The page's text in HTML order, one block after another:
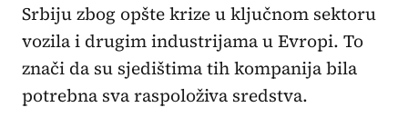
Srbiju zbog opšte krize u ključnom sektoru
vozila i drugim industrijama u Evropi. To
znači da su sjedištima tih kompanija bila
potrebna sva raspoloživa sredstva.